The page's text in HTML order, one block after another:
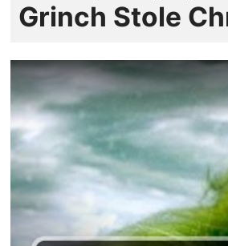
Grinch Stole